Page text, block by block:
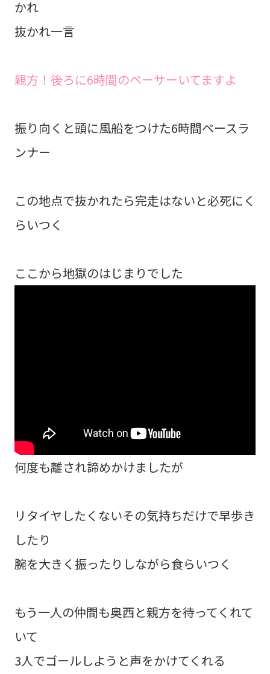
かれ
抜かれ一言
親方！後ろに6時間のペーサーいてますよ
振り向くと頭に風船をつけた6時間ペースラ
ンナー
この地点で抜かれたら完走はないと必死にく
らいつく
ここから地獄のはじまりでした
何度も離され諦めかけましたが
リタイヤしたくないその気持ちだけで早歩き
したり
腕を大きく振ったりしながら食らいつく
もう一人の仲間も奥西と親方を待ってくれて
いて
3人でゴールしようと声をかけてくれる